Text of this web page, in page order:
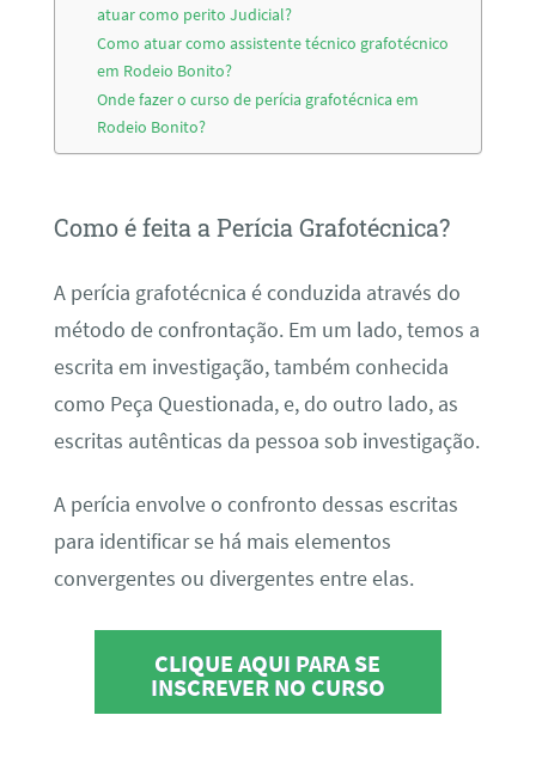
atuar como perito Judicial?
Como atuar como assistente técnico grafotécnico
em Rodeio Bonito?
Onde fazer o curso de perícia grafotécnica em
Rodeio Bonito?
Como é feita a Perícia Grafotécnica?
A perícia grafotécnica é conduzida através do
método de confrontação. Em um lado, temos a
escrita em investigação, também conhecida
como Peça Questionada, e, do outro lado, as
escritas autênticas da pessoa sob investigação.
A perícia envolve o confronto dessas escritas
para identificar se há mais elementos
convergentes ou divergentes entre elas.
CLIQUE AQUI PARA SE
INSCREVER NO CURSO